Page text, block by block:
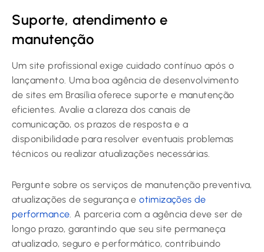
Suporte, atendimento e
manutenção
Um site profissional exige cuidado contínuo após o
lançamento. Uma boa agência de desenvolvimento
de sites em Brasília oferece suporte e manutenção
eficientes. Avalie a clareza dos canais de
comunicação, os prazos de resposta e a
disponibilidade para resolver eventuais problemas
técnicos ou realizar atualizações necessárias.
Pergunte sobre os serviços de manutenção preventiva,
atualizações de segurança eotimizações de
performance. A parceria com a agência deve ser de
longo prazo, garantindo que seu site permaneça
atualizado, seguro e performático, contribuindo